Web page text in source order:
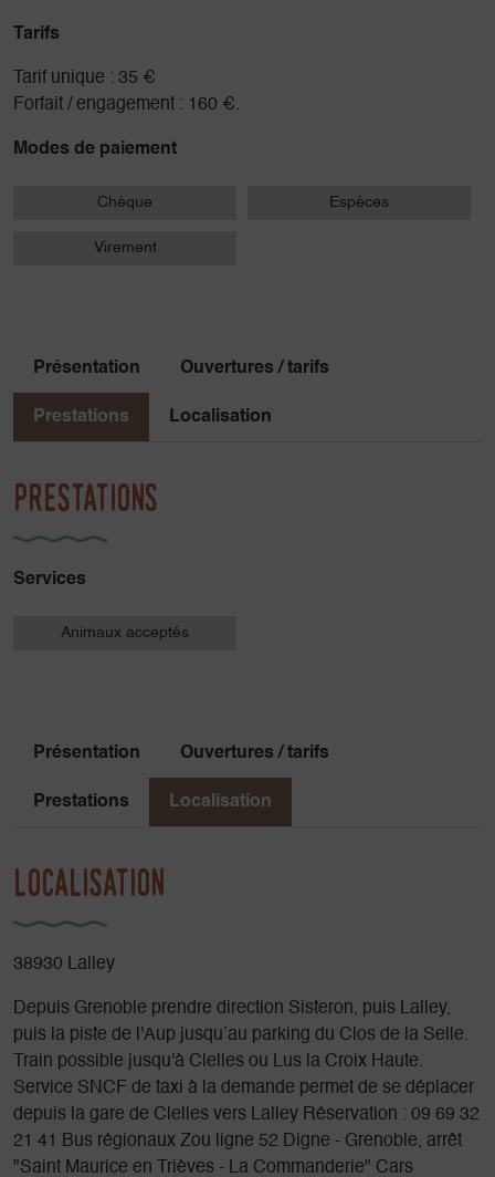
Tarifs
Tarif unique : 35 €
Forfait / engagement : 160 €.
Modes de paiement
Chèque Espèces
Virement
Présentation Ouvertures / tarifs
Prestations Localisation
Prestations
Services
Animaux acceptés
Présentation Ouvertures / tarifs
Prestations Localisation
Localisation
38930 Lalley
Depuis Grenoble prendre direction Sisteron, puis Lalley,
puis la piste de l'Aup jusqu’au parking du Clos de la Selle.
Train possible jusqu'à Clelles ou Lus la Croix Haute.
Service SNCF de taxi à la demande permet de se déplacer
depuis la gare de Clelles vers Lalley Réservation : 09 69 32
21 41 Bus régionaux Zou ligne 52 Digne - Grenoble, arrêt
"Saint Maurice en Trièves - La Commanderie" Cars